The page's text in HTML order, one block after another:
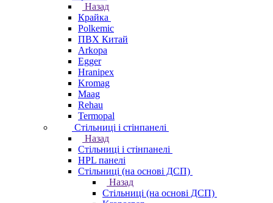
Назад
Крайка
Polkemic
ПВХ Китай
Arkopa
Egger
Hranipex
Kromag
Maag
Rehau
Termopal
Стільниці і стінпанелі
Назад
Стільниці і стінпанелі
HPL панелі
Стільниці (на основі ДСП)
Назад
Стільниці (на основі ДСП)